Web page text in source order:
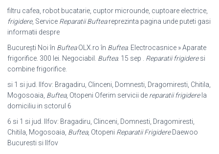
filtru cafea, robot bucatarie, cuptor microunde, cuptoare electrice,
frigidere, Service Reparatii Bufteareprezinta pagina unde puteti gasi
informatii despre
București Noi în BufteaOLX.ro în Buftea. Electrocasnice » Aparate
frigorifice. 300 lei. Negociabil. Buftea. 15 sep . Reparatii frigideresi
combine frigorifice.
si 1 si jud. Ilfov: Bragadiru, Clinceni, Domnesti, Dragomiresti, Chitila,
Mogosoaia, Buftea, Otopeni Oferim servicii de reparatii frigiderela
domiciliu in sctorul 6
6 si 1 si jud. Ilfov: Bragadiru, Clinceni, Domnesti, Dragomiresti,
Chitila, Mogosoaia, Buftea, Otopeni Reparatii FrigidereDaewoo
Bucuresti si Ilfov